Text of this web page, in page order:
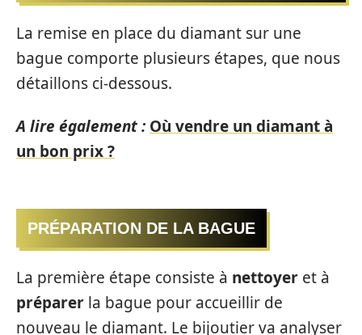
La remise en place du diamant sur une
bague comporte plusieurs étapes, que nous
détaillons ci-dessous.
A lire également : Où vendre un diamant à
un bon prix ?
PRÉPARATION DE LA BAGUE
La première étape consiste à nettoyer et à
préparer la bague pour accueillir de
nouveau le diamant. Le bijoutier va analyser